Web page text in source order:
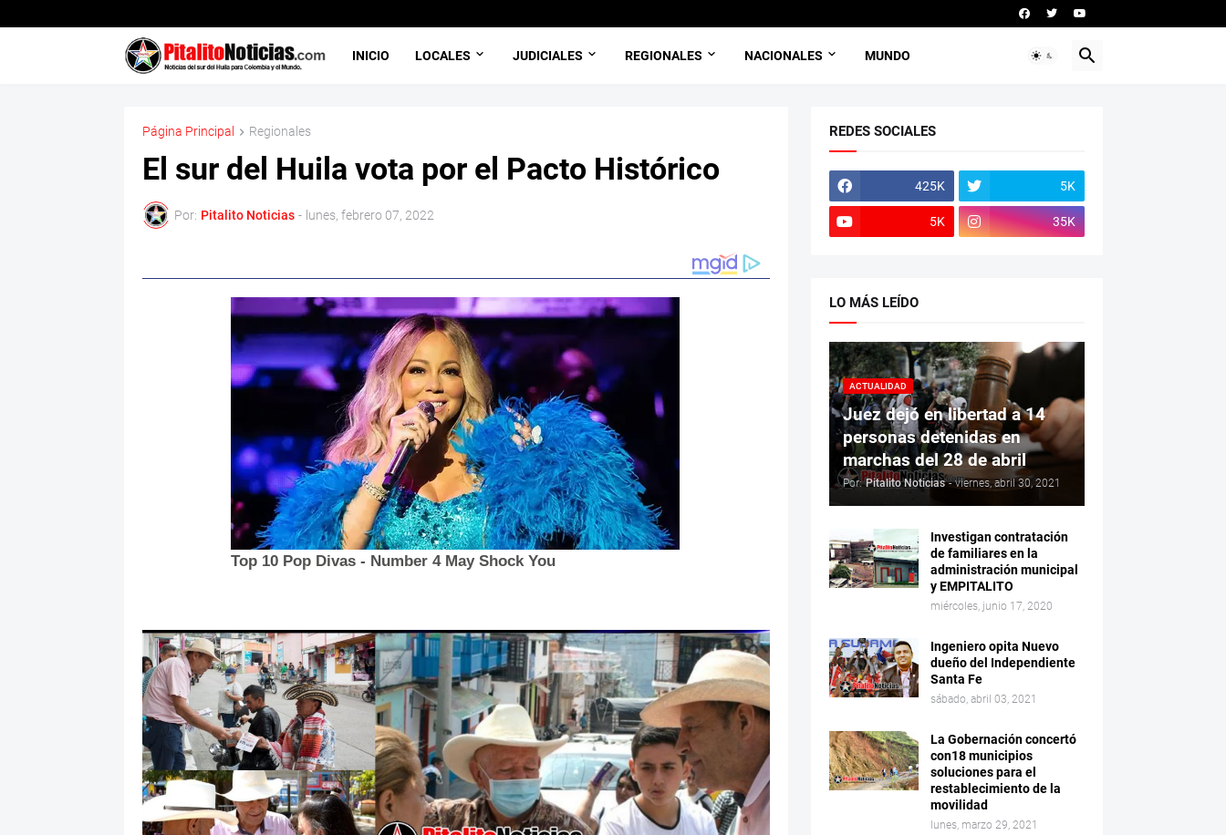
INICIO LOCALES JUDICIALES REGIONALES NACIONALES MUNDO
Página Principal Regionales
El sur del Huila vota por el Pacto Histórico
Por: Pitalito Noticias - lunes, febrero 07, 2022
REDES SOCIALES
425K 5K
5K 35K
LO MÁS LEÍDO
ACTUALIDAD
Juez dejó en libertad a 14
personas detenidas en
marchas del 28 de abril
Por: Pitalito Noticias - viernes, abril 30, 2021
Investigan contratación
de familiares en la
administración municipal
y EMPITALITO
miércoles, junio 17, 2020
Ingeniero opita Nuevo
dueño del Independiente
Santa Fe
sábado, abril 03, 2021
La Gobernación concertó
con18 municipios
soluciones para el
restablecimiento de la
movilidad
lunes, marzo 29, 2021